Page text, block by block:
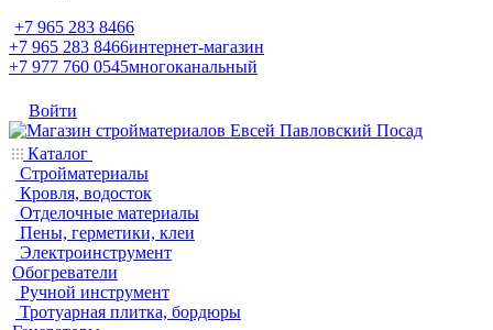
+7 965 283 8466
+7 965 283 8466интернет-магазин
+7 977 760 0545многоканальный
Войти
Каталог
Стройматериалы
Кровля, водосток
Отделочные материалы
Пены, герметики, клеи
Электроинструмент
Обогреватели
Ручной инструмент
Тротуарная плитка, бордюры